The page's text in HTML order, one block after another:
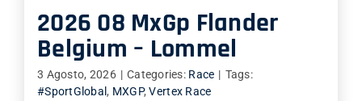
2026 08 MxGp Flander
Belgium – Lommel
3 Agosto, 2026 | Categories: Race | Tags:
#SportGlobal , MXGP,Vertex Race